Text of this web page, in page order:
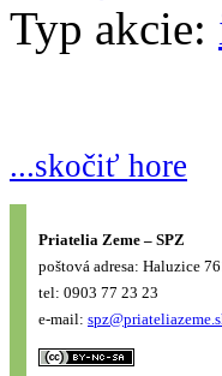
Typ akcie:
...skočiť hore
Priatelia Zeme – SPZ
poštová adresa: Haluzice
tel: 0903 77 23 23
e-mail: